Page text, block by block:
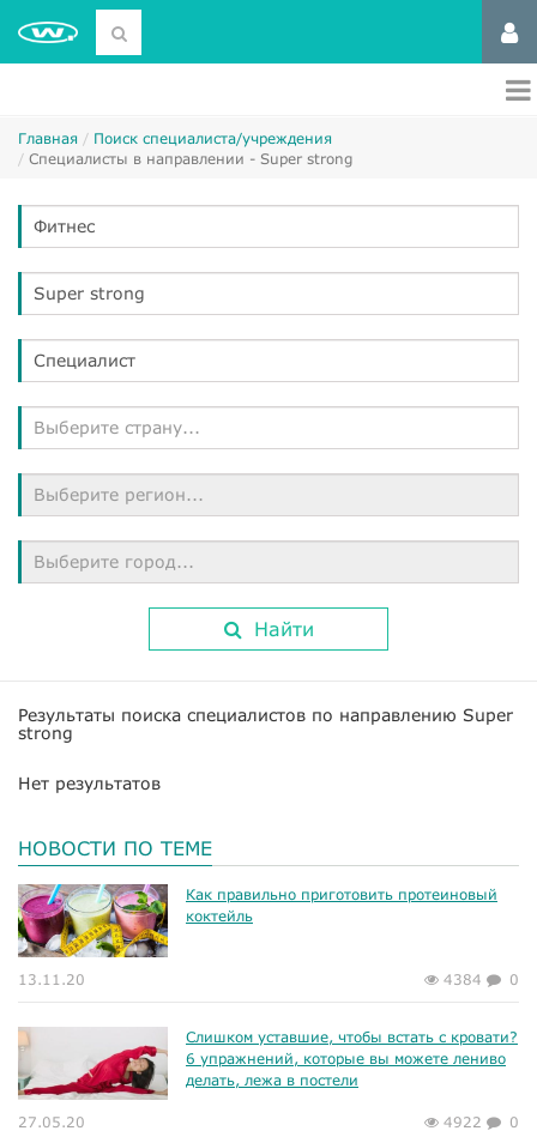
Главная
Поиск специалиста/учреждения
Специалисты в направлении - Super strong
Фитнес
Super strong
Специалист
Выберите страну...
Выберите регион...
Выберите город...
Найти
Результаты поиска специалистов по направлению Super
strong
Нет результатов
НОВОСТИ ПО ТЕМЕ
Как правильно приготовить протеиновый
коктейль
13.11.20 4384 0
Слишком уставшие, чтобы встать с кровати?
6 упражнений, которые вы можете лениво
делать, лежа в постели
27.05.20 4922 0